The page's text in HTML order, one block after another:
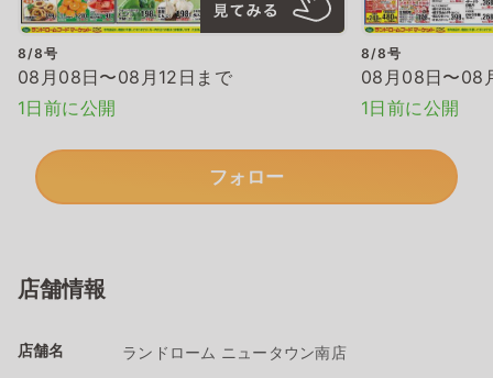
8/8号
08月08日〜08月12日まで
1日前に公開
8/8号
08月08日〜08
1日前に公開
フォロー
店舗情報
店舗名 ランドローム ニュータウン南店